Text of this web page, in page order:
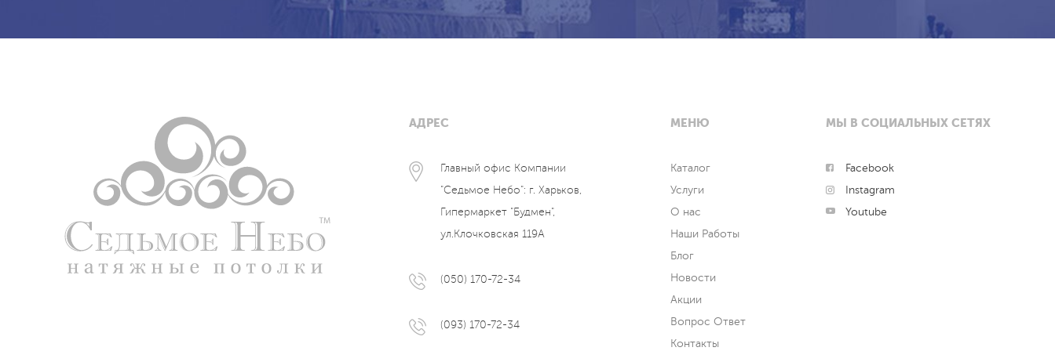
АДРЕС
Главный офис Компании
"Седьмое Небо": г. Харьков,
Гипермаркет "Будмен",
ул.Клочковская 119А
(050) 170-72-34
(093) 170-72-34
МЕНЮ
Каталог
Услуги
О нас
Наши Работы
Блог
Новости
Акции
Вопрос Ответ
Контакты
МЫ В СОЦИАЛЬНЫХ СЕТЯХ
Facebook
Instagram
Youtube